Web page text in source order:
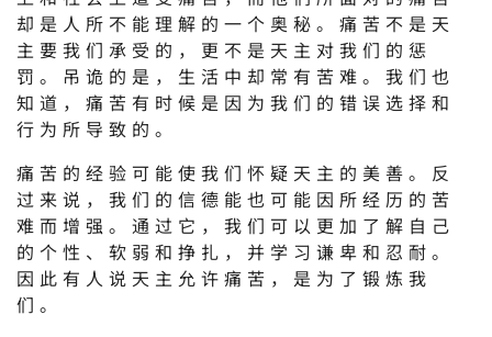
却是人所不能理解的一个奥秘。痛苦不是天
主要我们承受的，更不是天主对我们的惩
罚。吊诡的是，生活中却常有苦难。我们也
知道，痛苦有时候是因为我们的错误选择和
行为所导致的。
痛苦的经验可能使我们怀疑天主的美善。反
过来说，我们的信德能也可能因所经历的苦
难而增强。通过它，我们可以更加了解自己
的个性、软弱和挣扎，并学习谦卑和忍耐。
因此有人说天主允许痛苦，是为了锻炼我
们。